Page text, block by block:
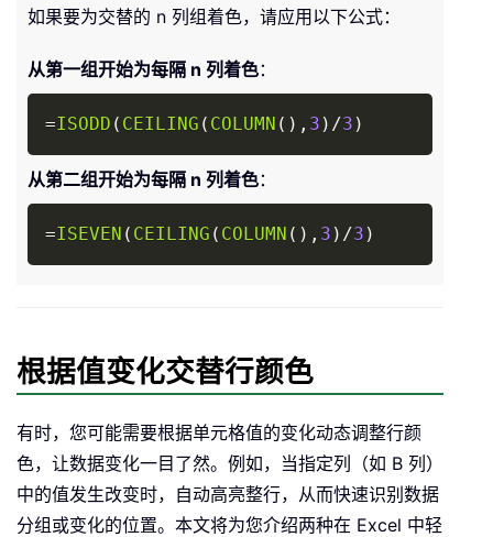
如果要为交替的 n 列组着色，请应用以下公式：
从第一组开始为每隔 n 列着色：
=ISODD ( CEILING ( COLUMN ( ) , 3 ) /3 )
Copy
从第二组开始为每隔 n 列着色：
=ISEVEN ( CEILING ( COLUMN ( ) , 3 ) /3 )
Copy
根据值变化交替行颜色
有时，您可能需要根据单元格值的变化动态调整行颜
色，让数据变化一目了然。例如，当指定列（如 B 列）
中的值发生改变时，自动高亮整行，从而快速识别数据
分组或变化的位置。本文将为您介绍两种在 Excel 中轻